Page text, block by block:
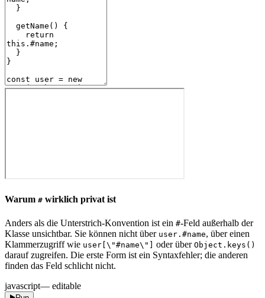
Warum # wirklich privat ist
Anders als die Unterstrich-Konvention ist ein #-Feld außerhalb der
Klasse unsichtbar. Sie können nicht über user.#name, über einen
Klammerzugriff wie user[\"#name\"] oder über Object.keys()
darauf zugreifen. Die erste Form ist ein Syntaxfehler; die anderen
finden das Feld schlicht nicht.
javascript— editable